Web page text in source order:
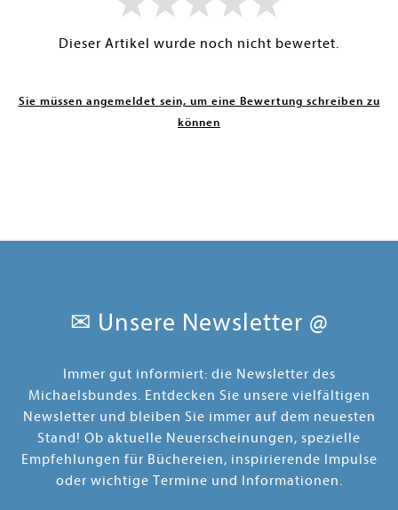
Dieser Artikel wurde noch nicht bewertet.
Sie müssen angemeldet sein, um eine Bewertung schreiben zu
können
✉ Unsere Newsletter @
Immer gut informiert: die Newsletter des
Michaelsbundes. Entdecken Sie unsere vielfältigen
Newsletter und bleiben Sie immer auf dem neuesten
Stand! Ob aktuelle Neuerscheinungen, spezielle
Empfehlungen für Büchereien, inspirierende Impulse
oder wichtige Termine und Informationen.